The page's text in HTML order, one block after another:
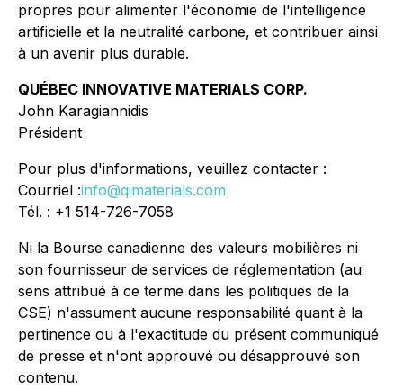
propres pour alimenter l'économie de l'intelligence
artificielle et la neutralité carbone, et contribuer ainsi
à un avenir plus durable.
QUÉBEC INNOVATIVE MATERIALS CORP.
John Karagiannidis
Président
Pour plus d'informations, veuillez contacter :
Courriel :info@qimaterials.com
Tél. : +1 514-726-7058
Ni la Bourse canadienne des valeurs mobilières ni
son fournisseur de services de réglementation (au
sens attribué à ce terme dans les politiques de la
CSE) n'assument aucune responsabilité quant à la
pertinence ou à l'exactitude du présent communiqué
de presse et n'ont approuvé ou désapprouvé son
contenu.